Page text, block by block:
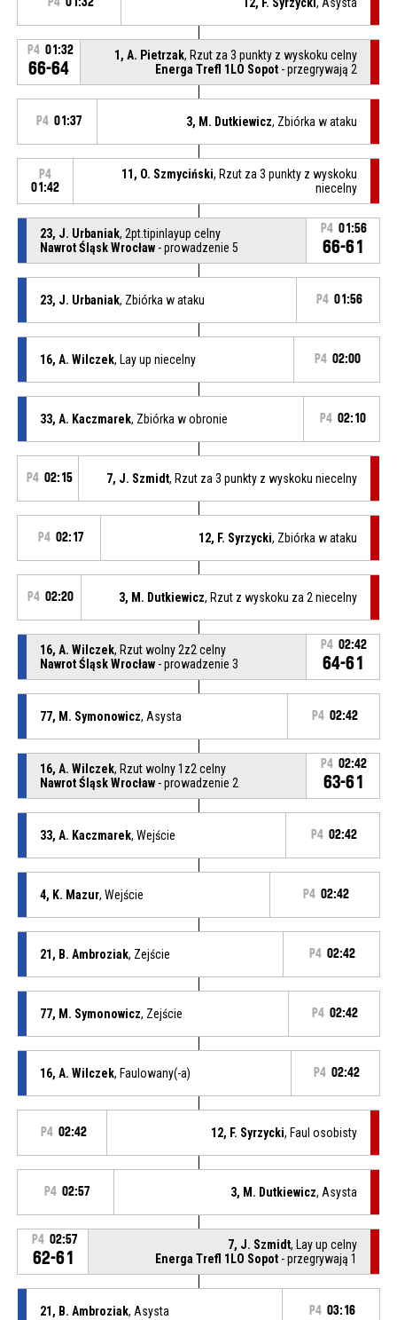
P4 01:32
66-64
1, A. Pietrzak, Rzut za 3 punkty z wyskoku celny
Energa Trefl 1LO Sopot - przegrywają 2
P4 01:37 3, M. Dutkiewicz, Zbiórka w ataku
P4
01:42
11, O. Szmyciński, Rzut za 3 punkty z wyskoku
niecelny
23, J. Urbaniak, 2pt.tipinlayup celny
Nawrot Śląsk Wrocław- prowadzenie 5
P4 01:56
66-61
23, J. Urbaniak, Zbiórka w ataku P4 01:56
16, A. Wilczek, Lay up niecelny P4 02:00
33, A. Kaczmarek, Zbiórka w obronie P4 02:10
P4 02:15 7, J. Szmidt, Rzut za 3 punkty z wyskoku niecelny
P4 02:17 12, F. Syrzycki, Zbiórka w ataku
P4 02:20 3, M. Dutkiewicz, Rzut z wyskoku za 2 niecelny
16, A. Wilczek, Rzut wolny 2z2 celny
Nawrot Śląsk Wrocław- prowadzenie 3
P4 02:42
64-61
77, M. Symonowicz, Asysta P4 02:42
16, A. Wilczek, Rzut wolny 1z2 celny
Nawrot Śląsk Wrocław- prowadzenie 2
P4 02:42
63-61
33, A. Kaczmarek, Wejście P4 02:42
4, K. Mazur, Wejście P4 02:42
21, B. Ambroziak, Zejście P4 02:42
77, M. Symonowicz, Zejście P4 02:42
16, A. Wilczek, Faulowany(-a) P4 02:42
P4 02:42 12, F. Syrzycki, Faul osobisty
P4 02:57 3, M. Dutkiewicz, Asysta
P4 02:57
62-61
7, J. Szmidt, Lay up celny
Energa Trefl 1LO Sopot - przegrywają 1
21, B. Ambroziak, Asysta P4 03:16